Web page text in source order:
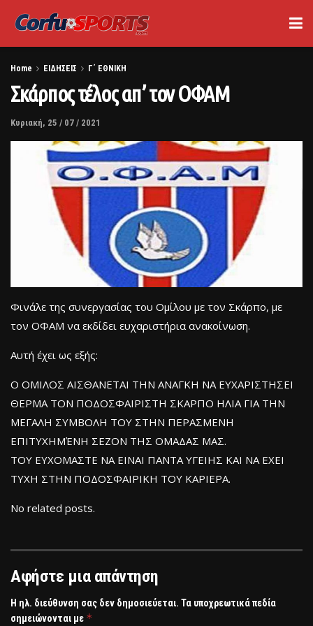
Home ΕΙΔΗΣΕΙΣ Γ΄ ΕΘΝΙΚΗ
Σκάρπος τέλος απ’ τον ΟΦΑΜ
Κυριακή, 25 / 07 / 2021
Φινάλε της συνεργασίας του Ομίλου με τον Σκάρπο, με
τον ΟΦΑΜ να εκδίδει ευχαριστήρια ανακοίνωση.
Αυτή έχει ως εξής:
Ο ΟΜΙΛΟΣ ΑΙΣΘΑΝΕΤΑΙ ΤΗΝ ΑΝΑΓΚΗ ΝΑ ΕΥΧΑΡΙΣΤΗΣΕΙ
ΘΕΡΜΑ ΤΟΝ ΠΟΔΟΣΦΑΙΡΙΣΤΗ ΣΚΑΡΠΟ ΗΛΙΑ ΓΙΑ ΤΗΝ
ΜΕΓΑΛΗ ΣΥΜΒΟΛΗ ΤΟΥ ΣΤΗΝ ΠΕΡΑΣΜΕΝΗ
ΕΠΙΤΥΧΗΜΈΝΗ ΣΕΖΟΝ ΤΗΣ ΟΜΑΔΑΣ ΜΑΣ.
ΤΟΥ ΕΥΧΟΜΑΣΤΕ ΝΑ ΕΙΝΑΙ ΠΑΝΤΑ ΥΓΕΙΗΣ ΚΑΙ ΝΑ ΕΧΕΙ
ΤΥΧΗ ΣΤΗΝ ΠΟΔΟΣΦΑΙΡΙΚΗ ΤΟΥ ΚΑΡΙΕΡΑ.
No related posts.
Αφήστε μια απάντηση
Η ηλ. διεύθυνση σας δεν δημοσιεύεται. Τα υποχρεωτικά πεδία
σημειώνονται με *